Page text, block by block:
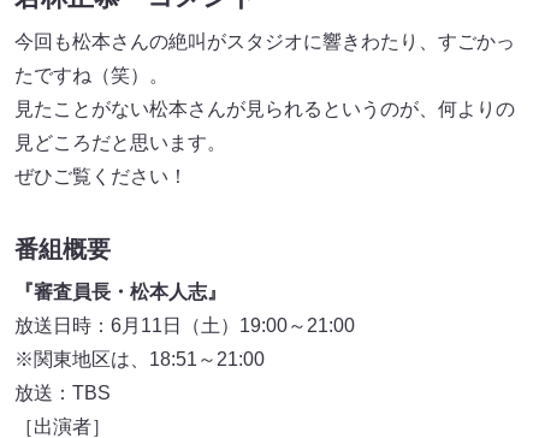
今回も松本さんの絶叫がスタジオに響きわたり、すごかっ
たですね（笑）。
見たことがない松本さんが見られるというのが、何よりの
見どころだと思います。
ぜひご覧ください！
番組概要
『審査員長・松本人志』
放送日時：6月11日（土）19:00～21:00
※関東地区は、18:51～21:00
放送：TBS
［出演者］